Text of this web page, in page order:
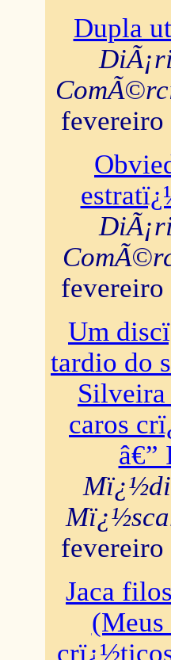
Dupla
fevereiro
fevereiro
Um
tardio do
caros
â€”
fevereiro
Jaca
(Meus